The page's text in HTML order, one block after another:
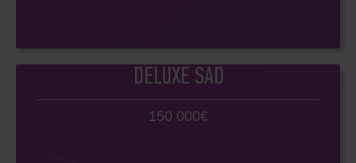
DELUXE SAD
150 000€